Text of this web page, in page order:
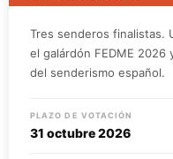
Tres senderos finalistas.
el galárdón FEDME
del senderismo español.
PLAZO DE VOTACIÓN
31 octubre 2026